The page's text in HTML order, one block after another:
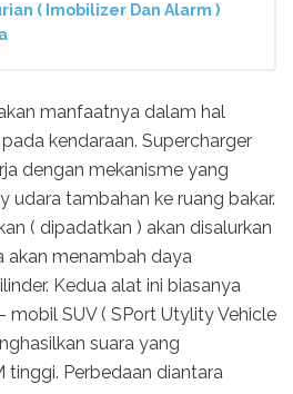
( Imobilizer Dan Alarm )
manfaatnya dalam hal
kendaraan. Supercharger
dengan mekanisme yang
udara tambahan ke ruang bakar.
( dipadatkan ) akan disalurkan
akan menambah daya
Kedua alat ini biasanya
SUV ( SPort Utylity Vehicle
suara yang
tinggi. Perbedaan diantara